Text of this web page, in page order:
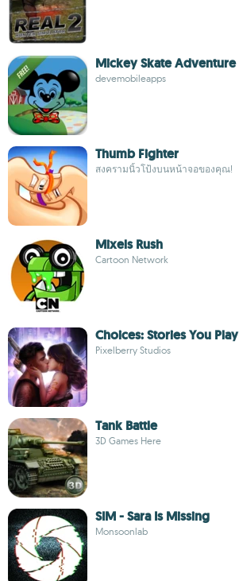
Mickey Skate Adventure
devemobileapps
Thumb Fighter
สงครามนิ้วโป้งบนหน้าจอของคุณ!
Mixels Rush
Cartoon Network
Choices: Stories You Play
Pixelberry Studios
Tank Battle
3D Games Here
SIM - Sara Is Missing
Monsoonlab